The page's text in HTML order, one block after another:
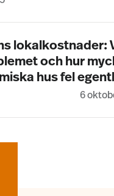
lokalkostnader:
och hur
hus fel
6